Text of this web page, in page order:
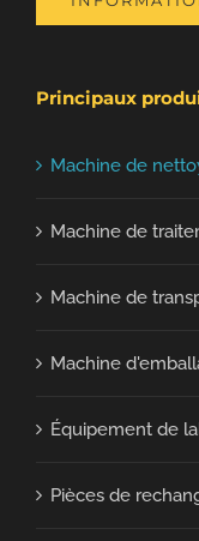
Principaux
Machine de
Machine de
Machine de
Machine
Équipement de
Pièces de